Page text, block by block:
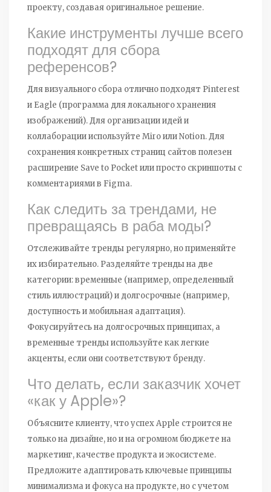
проекту, создавая оригинальное решение.
Какие инструменты лучше всего
подходят для сбора
референсов?
Для визуального сбора отлично подходят Pinterest
и Eagle (программа для локального хранения
изображений). Для организации идей и
коллаборации используйте Miro или Notion. Для
сохранения конкретных страниц сайтов полезен
расширение Save to Pocket или просто скриншоты с
комментариями в Figma.
Как следить за трендами, не
превращаясь в раба моды?
Отслеживайте тренды регулярно, но применяйте
их избирательно. Разделяйте тренды на две
категории: временные (например, определенный
стиль иллюстраций) и долгосрочные (например,
доступность и мобильная адаптация).
Фокусируйтесь на долгосрочных принципах, а
временные тренды используйте как легкие
акценты, если они соответствуют бренду.
Что делать, если заказчик хочет
«как у Apple»?
Объясните клиенту, что успех Apple строится не
только на дизайне, но и на огромном бюджете на
маркетинг, качестве продукта и экосистеме.
Предложите адаптировать ключевые принципы
минимализма и фокуса на продукте, но с учетом